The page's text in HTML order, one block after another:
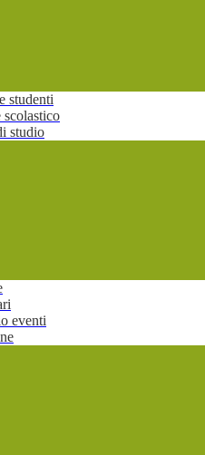
studenti
scolastico
studio
eventi